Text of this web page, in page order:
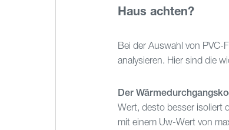
Haus achten?
Bei der Auswahl von PVC-
analysieren. Hier sind die
Der
Wert, desto besser isoliert
mit einem Uw-Wert von